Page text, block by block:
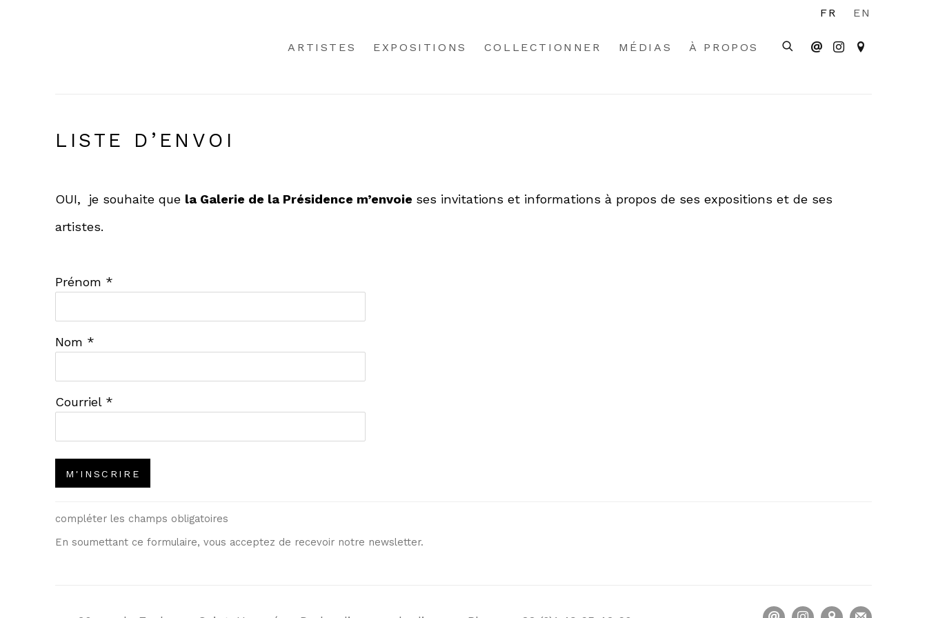
ARTISTES EXPOSITIONS COLLECTIONNER MÉDIAS À PROPOS
FR EN
LISTE D’ENVOI
OUI, je souhaite que la Galerie de la Présidence m’envoie ses invitations et informations à propos de ses expositions et de ses
artistes.
Prénom *
Nom *
Courriel *
M'INSCRIRE
compléter les champs obligatoires
En soumettant ce formulaire, vous acceptez de recevoir notre newsletter.